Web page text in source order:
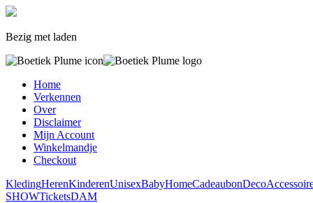
Bezig met laden
Home
Verkennen
Over
Disclaimer
Mijn Account
Winkelmandje
Checkout
KledingHerenKinderenUnisexBabyHomeCadeaubonDeco
SHOWTicketsDAM